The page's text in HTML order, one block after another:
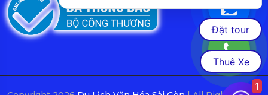
Đặt tour
Thuê Xe
1